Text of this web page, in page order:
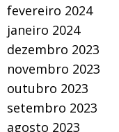
fevereiro 2024
janeiro 2024
dezembro 2023
novembro 2023
outubro 2023
setembro 2023
agosto 2023